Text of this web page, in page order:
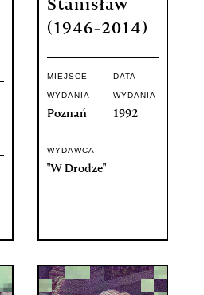
Stanisław
(1946-2014)
MIEJSCE
WYDANIA
Poznań
DATA
WYDANIA
1992
WYDAWCA
"W Drodze"